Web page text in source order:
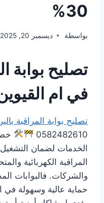
30%
بواسطة ديسمبر 20, 2025
تصليح بوابة
في ام
تصليح بوابة المراقبة
0582482610
الخدمات لضمان
المراقبة الكهربائية
والشركات. فالبوابات
حماية عالية وسهولة